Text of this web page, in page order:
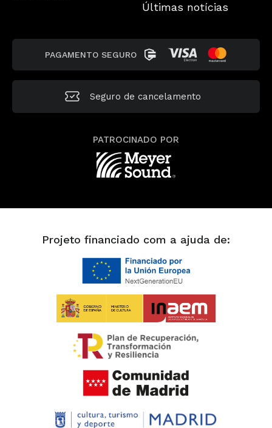
Últimas notícias
PAGAMENTO SEGURO
Seguro de cancelamento
PATROCINADO POR
Projeto financiado com a ajuda de: